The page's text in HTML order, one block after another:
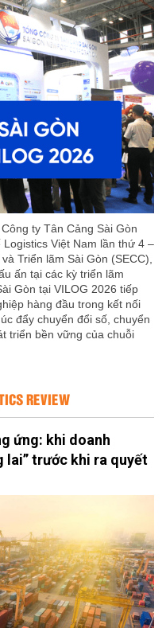
ty Tân Cảng Sài Gòn
Việt Nam lần thứ 4 –
Triển lãm Sài Gòn (SECC),
ấn tại các kỳ triển lãm
Gòn tại VILOG 2026 tiếp
hàng đầu trong kết nối
đẩy chuyển đổi số, chuyển
triển bền vững của chuỗi
REVIEW
ứng: khi doanh
lai” trước khi ra quyết